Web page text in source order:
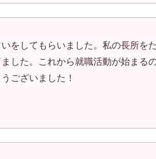
をしてもらいました。私の長所を
した。これから就職活動が始まる
ございました！